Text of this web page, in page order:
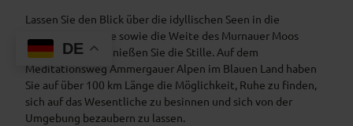
Lassen Sie den Blick über die idyllischen Seen in die
imposanten Berge sowie die Weite des Murnauer Moos
schweifen und genießen Sie die Stille. Auf dem
Meditationsweg Ammergauer Alpen im Blauen Land haben
Sie auf über 100 km Länge die Möglichkeit, Ruhe zu finden,
sich auf das Wesentliche zu besinnen und sich von der
Umgebung bezaubern zu lassen.
DE